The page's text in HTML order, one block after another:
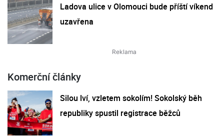
Ladova ulice v Olomouci bude příští víkend
uzavřena
Komerční články
Silou lví, vzletem sokolím! Sokolský běh
republiky spustil registrace běžců